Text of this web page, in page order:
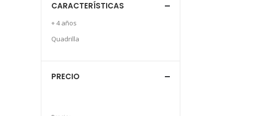
CARACTERÍSTICAS
+ 4 años
Quadrilla
PRECIO